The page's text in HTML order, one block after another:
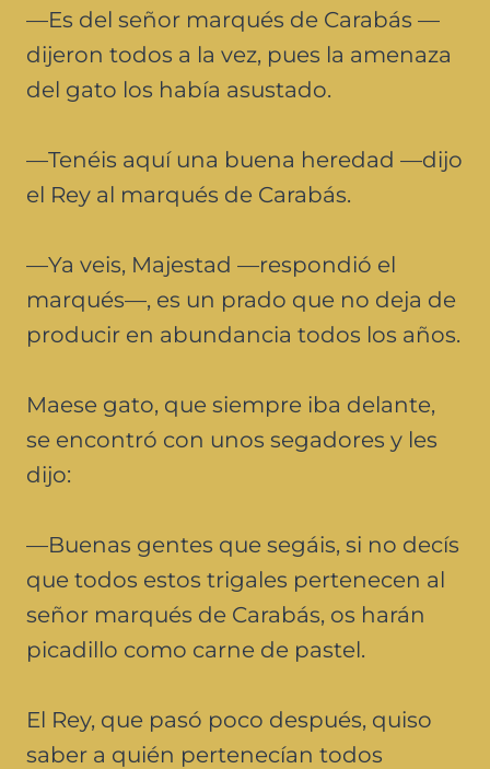
—Es del señor marqués de Carabás —
dijeron todos a la vez, pues la amenaza
del gato los había asustado.
—Tenéis aquí una buena heredad —dijo
el Rey al marqués de Carabás.
—Ya veis, Majestad —respondió el
marqués—, es un prado que no deja de
producir en abundancia todos los años.
Maese gato, que siempre iba delante,
se encontró con unos segadores y les
dijo:
—Buenas gentes que segáis, si no decís
que todos estos trigales pertenecen al
señor marqués de Carabás, os harán
picadillo como carne de pastel.
El Rey, que pasó poco después, quiso
saber a quién pertenecían todos